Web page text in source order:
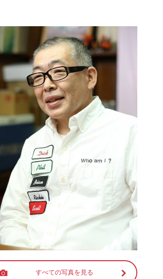
すべての写真を見る